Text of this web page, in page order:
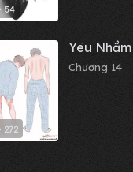
54
272
Yêu Nhầm
Chương 14